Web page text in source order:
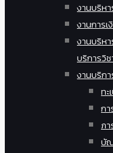
งานบริห
งานการ
งานบริห
บริการวิช
งานบริก
ทะ
ก
ภา
บั